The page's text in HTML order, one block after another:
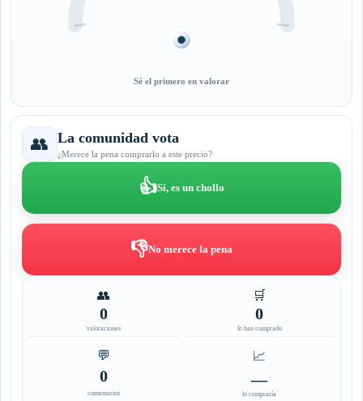
Sé el primero en valorar
👥 La comunidad vota
¿Merece la pena comprarlo a este precio?
👍Sí, es un chollo
👎No merece la pena
👥
0
valoraciones
🛒
0
lo han comprado
💬
0
comentarios
📈
—
lo compraría